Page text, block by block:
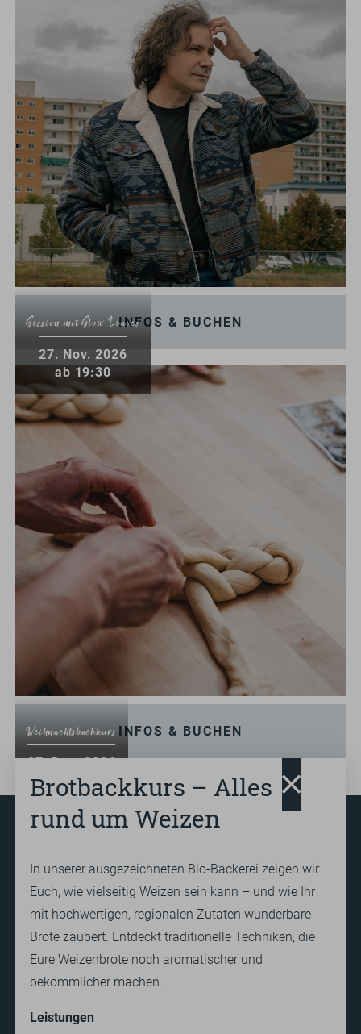
Session mit Slow Leaves
27. Nov.2026
ab 19:30
INFOS & BUCHEN
Weihnachtsbackkurs
.
ab 14:00
INFOS & BUCHEN
Brotbackkurs – Alles
rund um Weizen
In unserer ausgezeichneten Bio-Bäckerei zeigen wir
Euch, wie vielseitig Weizen sein kann – und wie Ihr
mit hochwertigen, regionalen Zutaten wunderbare
Brote zaubert. Entdeckt traditionelle Techniken, die
Eure Weizenbrote noch aromatischer und
bekömmlicher machen.
Leistungen
Landhotel Voshövel GmbH